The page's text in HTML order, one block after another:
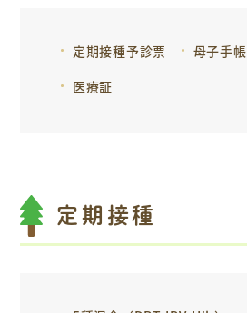
定期接種予診票 母子手帳
医療証
定期接種